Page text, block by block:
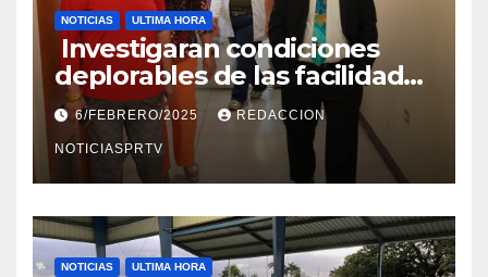
NOTICIAS ULTIMA HORA
Investigaran condiciones
deplorables de las facilidades
el Departamento de la Salud
en Mayagüez
6/FEBRERO/2025 REDACCION
NOTICIASPRTV
NOTICIAS ULTIMA HORA